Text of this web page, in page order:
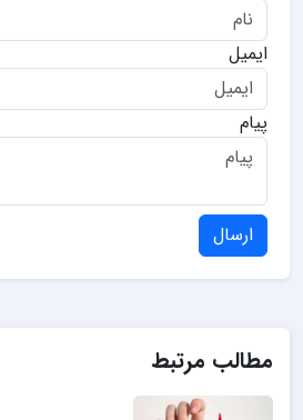
ایمیل
پیام
ارسال
مطالب مرتبط